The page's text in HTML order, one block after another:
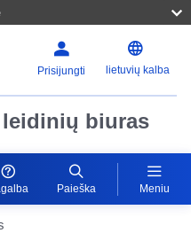
Prisijungti lietuvių kalba
biuras
Paieška Meniu